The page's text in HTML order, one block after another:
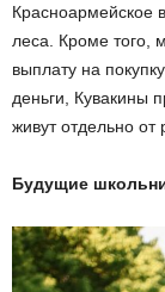
Красноармейское
леса. Кроме того,
выплату на
деньги, Кувакины
живут отдельно от
Будущие